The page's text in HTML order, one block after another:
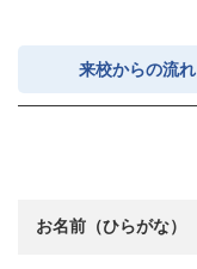
来校からの流れ
お名前（ひらがな）